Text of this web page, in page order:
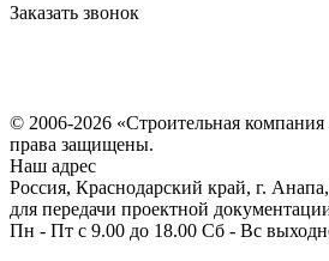
Заказать звонок
© 2006-2026 «Строительная
права защищены.
Наш адрес
Россия, Краснодарский край, г.
для передачи проектной
Пн - Пт с 9.00 до 18.00 Сб - Вс